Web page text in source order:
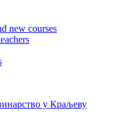
new courses